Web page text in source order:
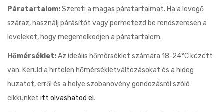
Páratartalom:Szereti a magas páratartalmat. Ha a levegő
száraz, használj párásítót vagy permetezd be rendszeresen a
leveleket, hogy megemelkedjen a páratartalom.
Hőmérséklet:Az ideális hőmérséklet számára 18-24°C között
van. Kerüld a hirtelen hőmérsékletváltozásokat és a hideg
huzatot, erről és a helye szobanövény gondozásról szóló
cikkünket itt olvashatod el .